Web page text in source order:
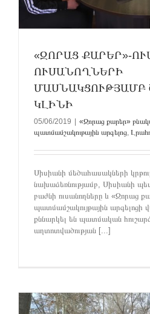
«ԶՈՐԱՑ ՔԱՐԵՐ»-
ՈՒՍԱՆՈՂՆԵՐԻ
ՄԱՍՆԱԿՑՈՒԹՅԱՄԲ
ԿԼԻՆԻ
05/06/2019
«Զորաց քարեր»
պատմամշակութային արգելոց,
Սիսիանի մեծահասակների
նախաձեռնությամբ, Սիսիանի
բաժնի ուսանողները և «Զորաց
պատմամշակույթային արգելոցի
քննարկել են պատմական
աղտոտվածության [...]